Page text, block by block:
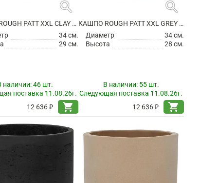
search
КАШПО ROUGH PATT XXL CLAY WASHED
34 см.
29 см.
наличии:46 шт.
поставка 11.08.26г.
12 636 ₽
shopping_cart
search
КАШПО ROUGH PATT XXL GREY WASHED
Диаметр
34 см.
Высота
28 см.
В наличии: 55 шт.
Следующая поставка 11.08.26г.
12 636 ₽
shopping_cart